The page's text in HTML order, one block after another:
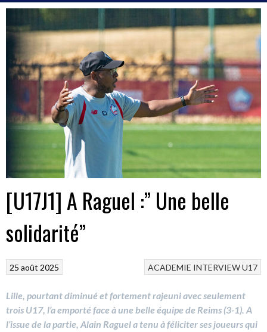
[U17J1] A Raguel :” Une belle
solidarité”
ACADEMIE INTERVIEWU17
25 août 2025
Lille, pourtant diminué et fortement rajeuni avec seulement
trois U17, l’a emporté face à une belle équipe de Reims (3-1). A
l’issue de la partie, Alain Raguel a tenu à féliciter ses joueurs qui